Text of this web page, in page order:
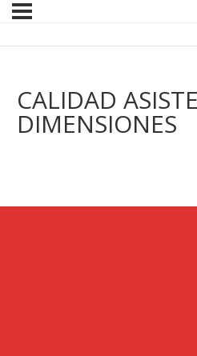
CALIDAD
DIMENSIONES